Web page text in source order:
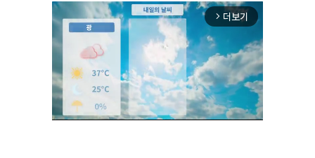
arrow_forward_ios 더보기